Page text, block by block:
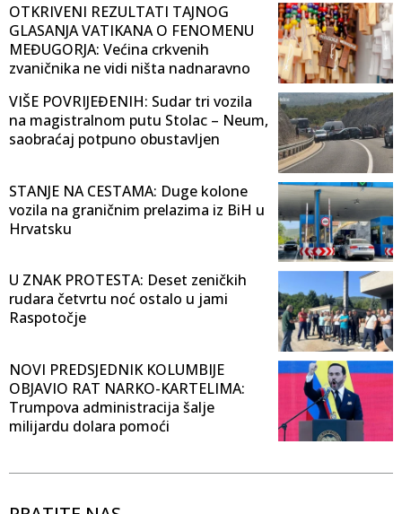
OTKRIVENI REZULTATI TAJNOG
GLASANJA VATIKANA O FENOMENU
MEĐUGORJA: Većina crkvenih
zvaničnika ne vidi ništa nadnaravno
VIŠE POVRIJEĐENIH: Sudar tri vozila
na magistralnom putu Stolac – Neum,
saobraćaj potpuno obustavljen
STANJE NA CESTAMA: Duge kolone
vozila na graničnim prelazima iz BiH u
Hrvatsku
U ZNAK PROTESTA: Deset zeničkih
rudara četvrtu noć ostalo u jami
Raspotočje
NOVI PREDSJEDNIK KOLUMBIJE
OBJAVIO RAT NARKO-KARTELIMA:
Trumpova administracija šalje
milijardu dolara pomoći